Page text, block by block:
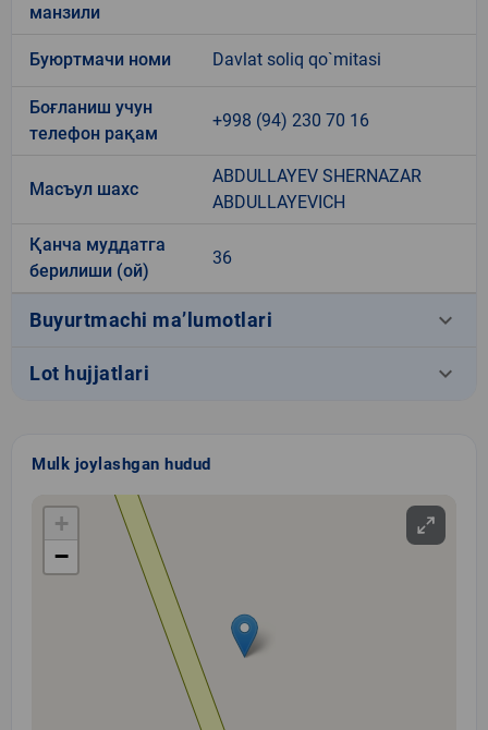
манзили
Буюртмачи номи Davlat soliq qo`mitasi
Боғланиш учун
телефон рақам
+998 (94) 230 70 16
Масъул шахс
ABDULLAYEV SHERNAZAR
ABDULLAYEVICH
Қанча муддатга
берилиши (ой)
36
Buyurtmachi ma’lumotlari keyboard_arrow_down
Lot hujjatlari keyboard_arrow_down
Mulk joylashgan hudud
+
−